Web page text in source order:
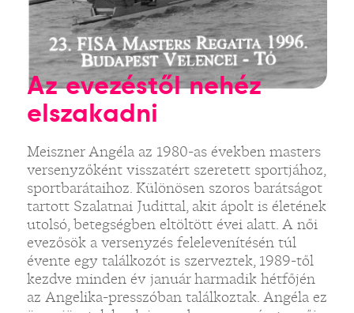
Az evezéstől nehéz
elszakadni
Meiszner Angéla az 1980-as években masters
versenyzőként visszatért szeretett sportjához,
sportbarátaihoz. Különösen szoros barátságot
tartott Szalatnai Judittal, akit ápolt is életének
utolsó, betegségben eltöltött évei alatt. A női
evezősök a versenyzés felelevenítésén túl
évente egy találkozót is szerveztek, 1989-től
kezdve minden év január harmadik hétfőjén
az Angelika-presszóban találkoztak. Angéla ez